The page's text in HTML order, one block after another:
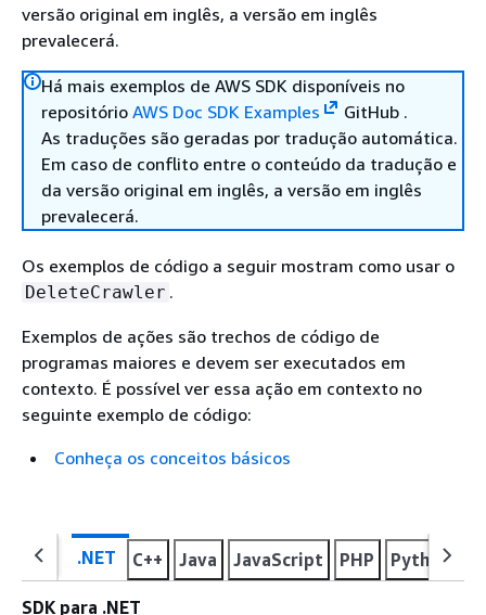
versão original em inglês, a versão em inglês
prevalecerá.
Há mais exemplos de AWS SDK disponíveis no
repositório AWS Doc SDK Examples
GitHub .
As traduções são geradas por tradução automática.
Em caso de conflito entre o conteúdo da tradução e
da versão original em inglês, a versão em inglês
prevalecerá.
Os exemplos de código a seguir mostram como usar o
DeleteCrawler .
Exemplos de ações são trechos de código de
programas maiores e devem ser executados em
contexto. É possível ver essa ação em contexto no
seguinte exemplo de código:
Conheça os conceitos básicos
.NET C++ Java JavaScript PHP Python
SDK para .NET